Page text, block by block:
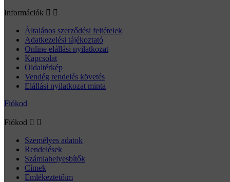
Információk  
Általános szerződési feltételek
Adatkezelési tájékoztató
Online elállási nyilatkozat
Kapcsolat
Oldaltérkép
Vendég rendelés követés
Elállási nyilatkozat minta
Fiókod
Fiókod  
Személyes adatok
Rendelések
Számlahelyesbítők
Címek
Emlékeztetőim